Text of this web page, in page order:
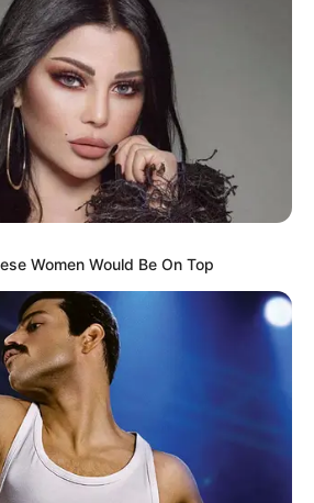
más destacados del
laxante. Gracias a su alto
ayuda a regular el tránsito
los niveles de colesterol y
Women Would Be On Top